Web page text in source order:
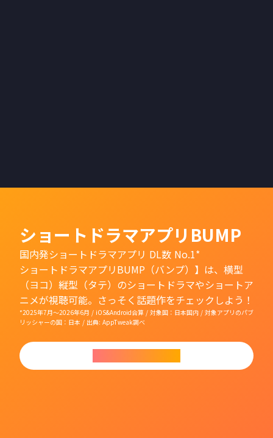
ショートドラマアプリBUMP
国内発ショートドラマアプリ DL数 No.1*
ショートドラマアプリBUMP（バンプ）】は、横型
（ヨコ）縦型（タテ）のショートドラマやショートア
ニメが視聴可能。さっそく話題作をチェックしよう！
*2025年7月〜2026年6月 / iOS&Android合算 / 対象国：日本国内 / 対象アプリのパブ
リッシャーの国：日本 / 出典: AppTweak調べ